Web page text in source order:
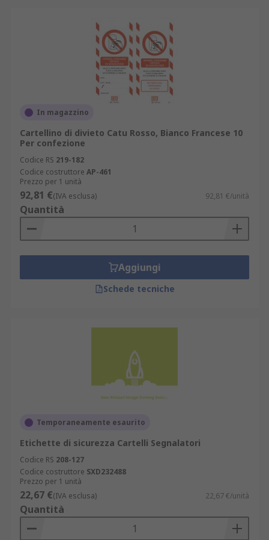
In magazzino
Cartellino di divieto Catu Rosso, Bianco Francese 10
Per confezione
Codice RS 219-182
Codice costruttore AP-461
Prezzo per 1 unità
92,81 €(IVA esclusa) 92,81 €/unità
Quantità
Aggiungi
Schede tecniche
Temporaneamente esaurito
Etichette di sicurezza Cartelli Segnalatori
Codice RS 208-127
Codice costruttore SXD232488
Prezzo per 1 unità
22,67 €(IVA esclusa) 22,67 €/unità
Quantità